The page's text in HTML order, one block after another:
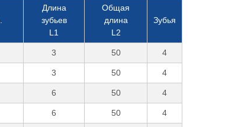
Длина
зубьев
L1
Общая
длина
L2
Зубья
3 50 4
3 50 4
6 50 4
6 50 4